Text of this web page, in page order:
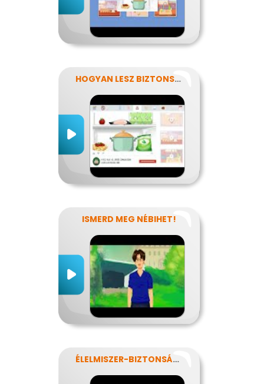
HOGYAN LESZ BIZTONSÁGOS, AMIT MEGESZEL?
ISMERD MEG NÉBIHET!
ÉLELMISZER-BIZTONSÁG, NÉBIH, EFSA